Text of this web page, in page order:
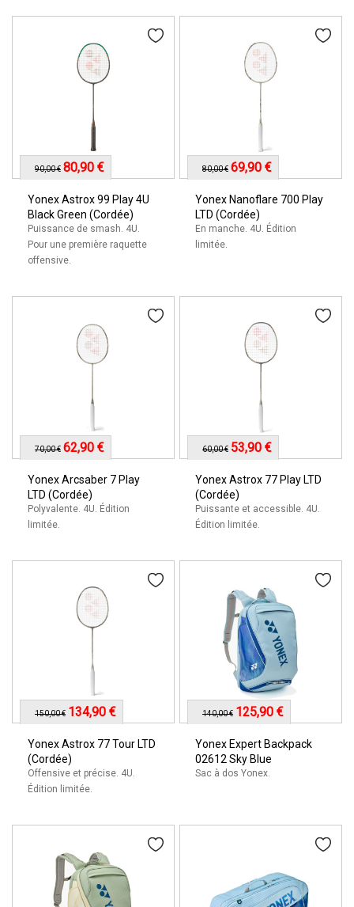
Yonex Astrox 99 Play 4U
Black Green (Cordée)
Puissance de smash. 4U.
Pour une première raquette
offensive.
90,00 € 80,90 €
Yonex Nanoflare 700 Play
LTD (Cordée)
En manche. 4U. Édition
limitée.
80,00 € 69,90 €
Yonex Arcsaber 7 Play
LTD (Cordée)
Polyvalente. 4U. Édition
limitée.
70,00 € 62,90 €
Yonex Astrox 77 Play LTD
(Cordée)
Puissante et accessible. 4U.
Édition limitée.
60,00 € 53,90 €
Yonex Astrox 77 Tour LTD
(Cordée)
Offensive et précise. 4U.
Édition limitée.
150,00 € 134,90 €
Yonex Expert Backpack
02612 Sky Blue
Sac à dos Yonex.
140,00 € 125,90 €